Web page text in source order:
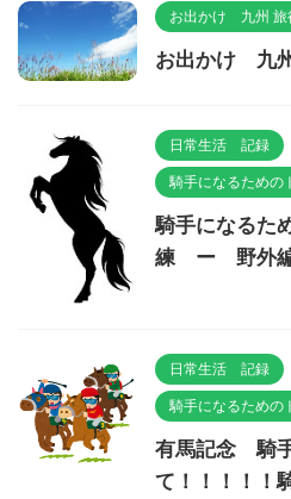
お出かけ 九州 旅
お出かけ 九
日常生活 記録
騎手になるための
騎手になるた
練 ー 野外
日常生活 記録
騎手になるための
有馬記念 騎
て！！！！！